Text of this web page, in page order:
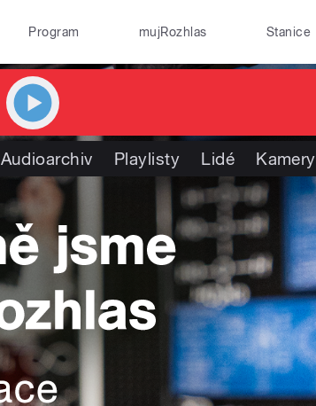
Program mujRozhlas Stanice
Audioarchiv Playlisty Lidé Kamery